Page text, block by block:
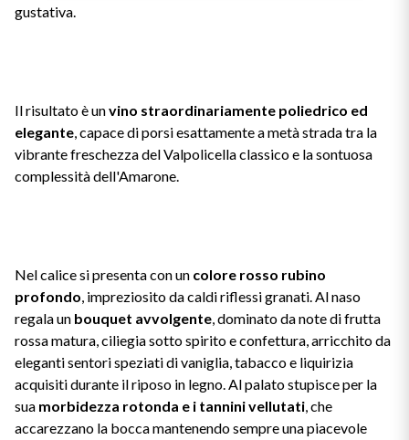
gustativa.
Il risultato è unvino straordinariamente poliedrico ed
elegante, capace di porsi esattamente a metà strada tra la
vibrante freschezza del Valpolicella classico e la sontuosa
complessità dell'Amarone.
Nel calice si presenta con un colore rosso rubino
profondo, impreziosito da caldi riflessi granati. Al naso
regala un bouquet avvolgente, dominato da note di frutta
rossa matura, ciliegia sotto spirito e confettura, arricchito da
eleganti sentori speziati di vaniglia, tabacco e liquirizia
acquisiti durante il riposo in legno. Al palato stupisce per la
sua morbidezza rotonda e i tannini vellutati, che
accarezzano la bocca mantenendo sempre una piacevole